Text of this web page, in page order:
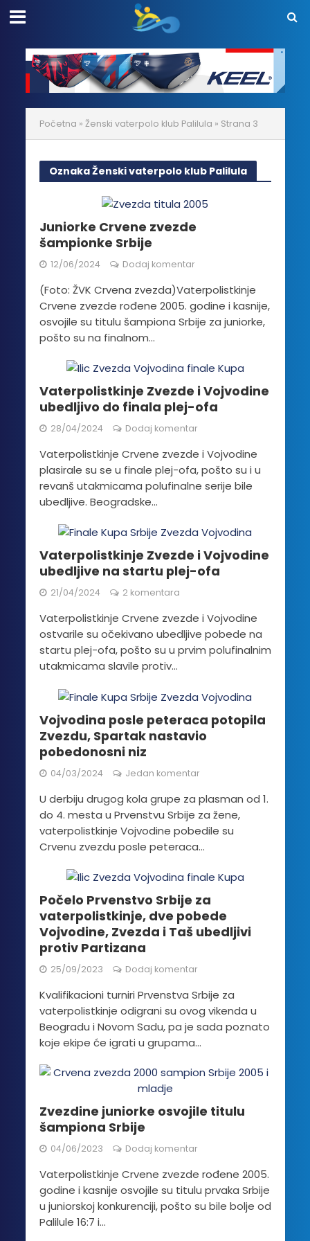
Početna » Ženski vaterpolo klub Palilula » Strana 3
Oznaka Ženski vaterpolo klub Palilula
Juniorke Crvene zvezde
šampionke Srbije
12/06/2024 Dodaj komentar
(Foto: ŽVK Crvena zvezda)Vaterpolistkinje
Crvene zvezde rođene 2005. godine i kasnije,
osvojile su titulu šampiona Srbije za juniorke,
pošto su na finalnom...
Vaterpolistkinje Zvezde i Vojvodine
ubedljivo do finala plej-ofa
28/04/2024 Dodaj komentar
Vaterpolistkinje Crvene zvezde i Vojvodine
plasirale su se u finale plej-ofa, pošto su i u
revanš utakmicama polufinalne serije bile
ubedljive. Beogradske...
Vaterpolistkinje Zvezde i Vojvodine
ubedljive na startu plej-ofa
21/04/2024 2 komentara
Vaterpolistkinje Crvene zvezde i Vojvodine
ostvarile su očekivano ubedljive pobede na
startu plej-ofa, pošto su u prvim polufinalnim
utakmicama slavile protiv...
Vojvodina posle peteraca potopila
Zvezdu, Spartak nastavio
pobedonosni niz
04/03/2024 Jedan komentar
U derbiju drugog kola grupe za plasman od 1.
do 4. mesta u Prvenstvu Srbije za žene,
vaterpolistkinje Vojvodine pobedile su
Crvenu zvezdu posle peteraca...
Počelo Prvenstvo Srbije za
vaterpolistkinje, dve pobede
Vojvodine, Zvezda i Taš ubedljivi
protiv Partizana
25/09/2023 Dodaj komentar
Kvalifikacioni turniri Prvenstva Srbije za
vaterpolistkinje odigrani su ovog vikenda u
Beogradu i Novom Sadu, pa je sada poznato
koje ekipe će igrati u grupama...
Zvezdine juniorke osvojile titulu
šampiona Srbije
04/06/2023 Dodaj komentar
Vaterpolistkinje Crvene zvezde rođene 2005.
godine i kasnije osvojile su titulu prvaka Srbije
u juniorskoj konkurenciji, pošto su bile bolje od
Palilule 16:7 i...